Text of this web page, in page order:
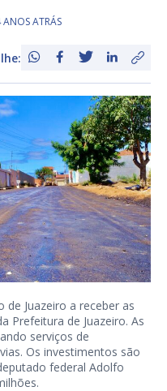
ATRÁS
Juazeiro a receber as
Prefeitura de Juazeiro. As
serviços de
Os investimentos são
federal Adolfo